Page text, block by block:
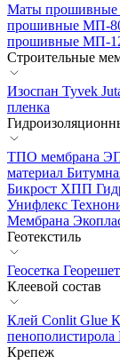
Маты
прошивные МП-
прошивные МП-
Строительные
Изоспан Tyvek
пленка
ТПО мембрана
материал
Бикрост ХПП
Унифлекс
Мембрана
Геотекстиль
Геосетка
Клеевой состав
Клей Conlit Glue
пенополистирола
Крепеж